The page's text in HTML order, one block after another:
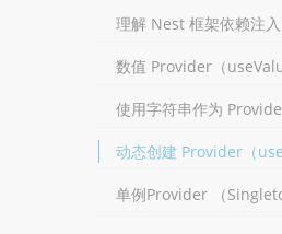
理解 Nest 框架依赖注
数值 Provider（
使用字符串作为
动态创建 Provider（
单例Provider （